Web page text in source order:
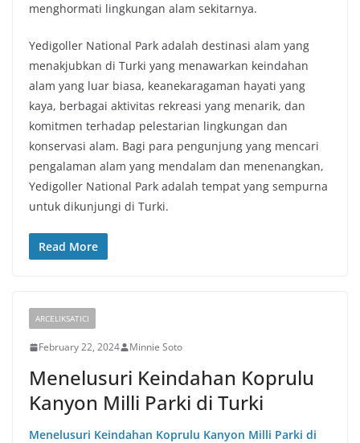
menghormati lingkungan alam sekitarnya.
Yedigoller National Park adalah destinasi alam yang
menakjubkan di Turki yang menawarkan keindahan
alam yang luar biasa, keanekaragaman hayati yang
kaya, berbagai aktivitas rekreasi yang menarik, dan
komitmen terhadap pelestarian lingkungan dan
konservasi alam. Bagi para pengunjung yang mencari
pengalaman alam yang mendalam dan menenangkan,
Yedigoller National Park adalah tempat yang sempurna
untuk dikunjungi di Turki.
Read More
ARCELIKSATICI
February 22, 2024 Minnie Soto
Menelusuri Keindahan Koprulu
Kanyon Milli Parki di Turki
Menelusuri Keindahan Koprulu Kanyon Milli Parki di